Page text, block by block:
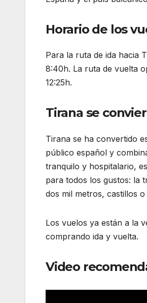
Horario de los
Para la ruta de ida hacia
8:40h. La ruta de vuelta
12:25h.
Tirana se
Tirana se ha convertido
público español y
tranquilo y hospitalario,
para todos los gustos: la
dos mil metros, castillos
Los vuelos ya están a la
comprando ida y vuelta.
Video